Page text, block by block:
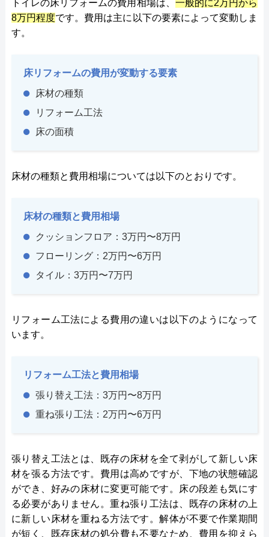
トイレの床リフォームの費用相場は、 一般的に2万円から
8万円程度です。費用は主に以下の要素によって変動しま
す。
床リフォームの費用が変動する要素
床材の種類
リフォーム工法
床の面積
床材の種類と費用相場については以下のとおりです。
床材の種類と費用相場
クッションフロア：3万円〜8万円
フローリング：2万円〜6万円
タイル：3万円〜7万円
リフォーム工法による費用の違いは以下のようになって
います。
リフォーム工法と費用相場
張り替え工法：3万円〜8万円
重ね張り工法：2万円〜6万円
張り替え工法とは、既存の床材を全て剥がして新しい床
材を張る方法です。費用は高めですが、下地の状態確認
ができ、好みの床材に変更可能です。床の段差も気にす
る必要がありません。重ね張り工法は、既存の床材の上
に新しい床材を重ねる方法です。解体が不要で作業期間
が短く、既存床材の処分費も不要なため、費用を抑えら